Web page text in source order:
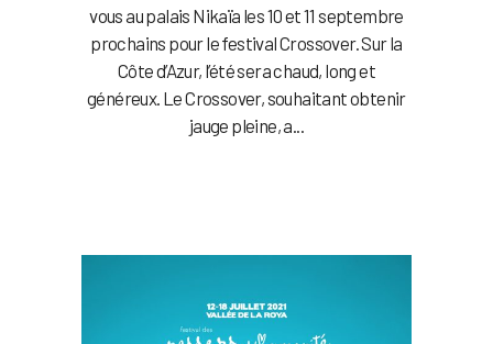
vous au palais Nikaïa les 10 et 11 septembre
prochains pour le festival Crossover. Sur la
Côte d’Azur, l’été sera chaud, long et
généreux. Le Crossover, souhaitant obtenir
jauge pleine, a...